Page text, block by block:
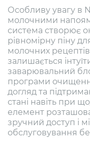
Особливу увагу в
молочними
система створює
рівномірну піну
молочних
залишається
заварювальний
програми
догляд та
стані навіть при
елемент
зручний доступ і
обслуговування